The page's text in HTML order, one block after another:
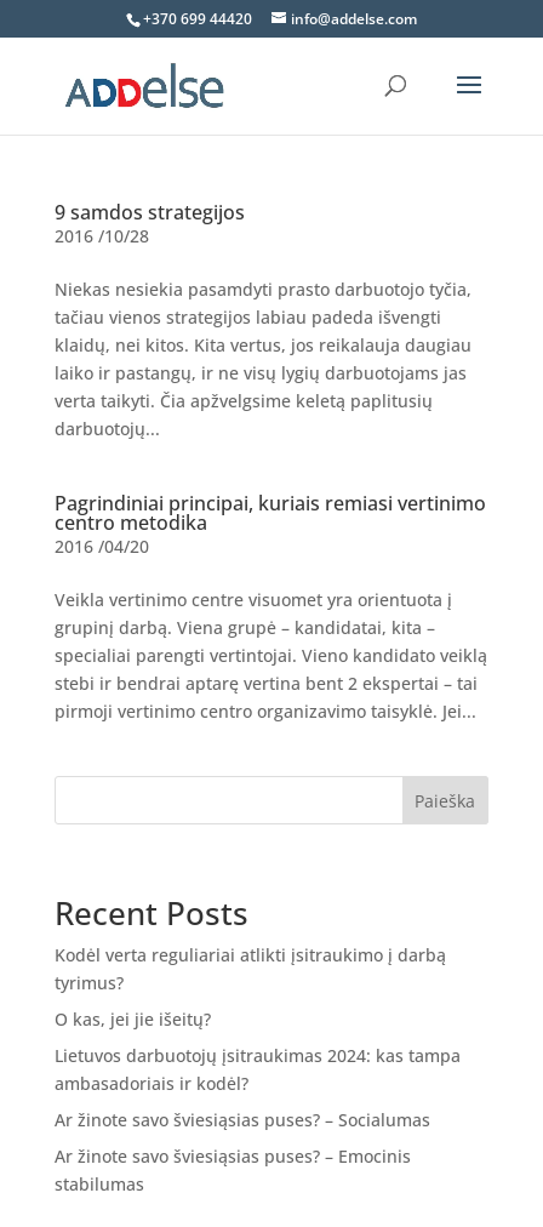
+370 699 44420 info@addelse.com
9 samdos strategijos
2016 /10/28
Niekas nesiekia pasamdyti prasto darbuotojo tyčia,
tačiau vienos strategijos labiau padeda išvengti
klaidų, nei kitos. Kita vertus, jos reikalauja daugiau
laiko ir pastangų, ir ne visų lygių darbuotojams jas
verta taikyti. Čia apžvelgsime keletą paplitusių
darbuotojų...
Pagrindiniai principai, kuriais remiasi vertinimo
centro metodika
2016 /04/20
Veikla vertinimo centre visuomet yra orientuota į
grupinį darbą. Viena grupė – kandidatai, kita –
specialiai parengti vertintojai. Vieno kandidato veiklą
stebi ir bendrai aptarę vertina bent 2 ekspertai – tai
pirmoji vertinimo centro organizavimo taisyklė. Jei...
Paieška
Recent Posts
Kodėl verta reguliariai atlikti įsitraukimo į darbą
tyrimus?
O kas, jei jie išeitų?
Lietuvos darbuotojų įsitraukimas 2024: kas tampa
ambasadoriais ir kodėl?
Ar žinote savo šviesiąsias puses? – Socialumas
Ar žinote savo šviesiąsias puses? – Emocinis
stabilumas